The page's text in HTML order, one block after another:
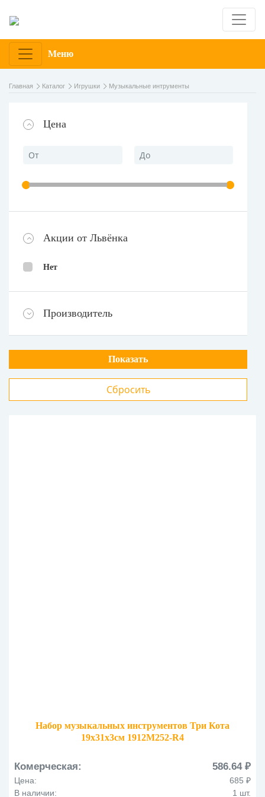
Меню
Главная Каталог Игрушки Музыкальные интрументы
Цена
Акции от Львёнка
Нет
Производитель
Набор музыкальных инструментов Три Кота
19х31х3см 1912M252-R4
Комерческая: 586.64 ₽
Цена:
685 ₽
В наличии:
1 шт.